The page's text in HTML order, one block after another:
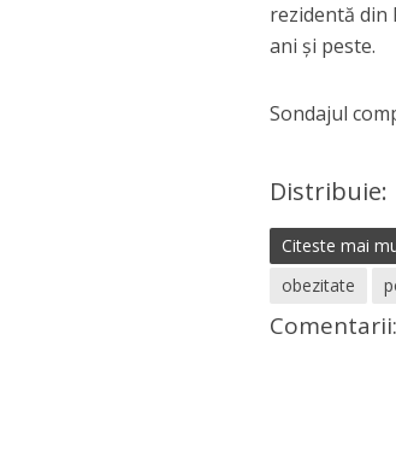
rezidentă din
ani şi peste.
Sondajul
Distribuie:
Citeste mai
obezitate
Comentarii: